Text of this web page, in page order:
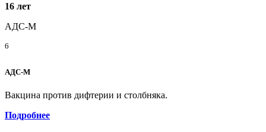
16 лет
АДС-М
6
АДС-М
Вакцина против дифтерии и столбняка.
Подробнее